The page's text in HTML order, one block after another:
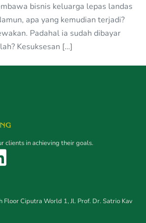
bisnis keluarga lepas landas
apa yang kemudian terjadi?
Padahal ia sudah dibayar
Kesuksesan […]
clients in achieving their goals.
Floor Ciputra World 1, Jl. Prof. Dr. Satrio Kav